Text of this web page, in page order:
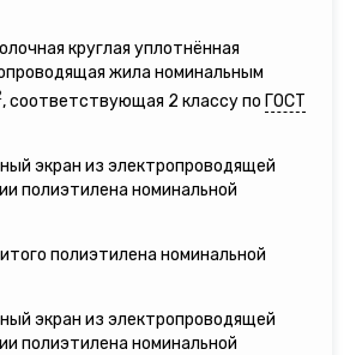
круглая уплотнённая
жила номинальным
, соответствующая 2 классу по ГОСТ
экран из электропроводящей
полиэтилена номинальной
полиэтилена номинальной
экран из электропроводящей
полиэтилена номинальной